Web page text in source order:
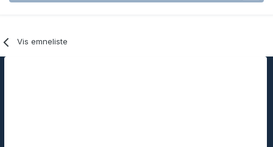
Vis emneliste